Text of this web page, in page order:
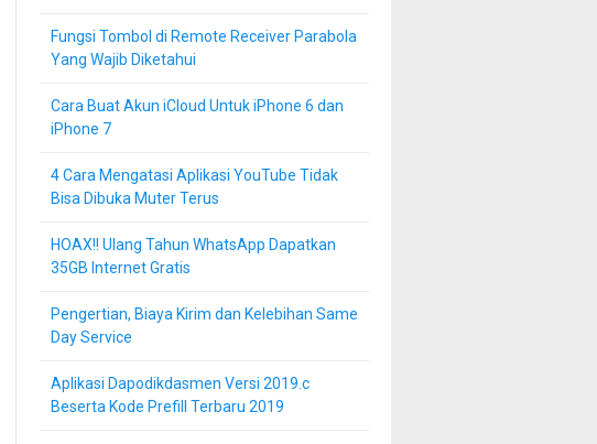
Fungsi Tombol di Remote Receiver Parabola
Yang Wajib Diketahui
Cara Buat Akun iCloud Untuk iPhone 6 dan
iPhone 7
4 Cara Mengatasi Aplikasi YouTube Tidak
Bisa Dibuka Muter Terus
HOAX!! Ulang Tahun WhatsApp Dapatkan
35GB Internet Gratis
Pengertian, Biaya Kirim dan Kelebihan Same
Day Service
Aplikasi Dapodikdasmen Versi 2019.c
Beserta Kode Prefill Terbaru 2019